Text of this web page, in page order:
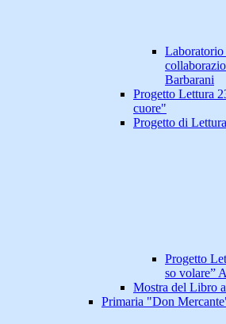
Barbarani
Progetto Lettura
cuore"
Progetto di Lettura
Progetto
so volare”
Mostra del Libro
Primaria "Don